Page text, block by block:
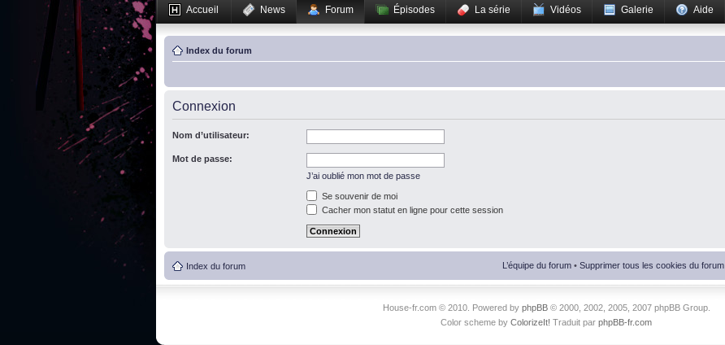
Accueil News Forum Épisodes La série Vidéos Galerie Aide
Index du forum
Connexion
Nom d’utilisateur:
Mot de passe:
J’ai oublié mon mot de passe
Se souvenir de moi
Cacher mon statut en ligne pour cette session
Index du forum L’équipe du forum • Supprimer tous les cookies du forum
House-fr.com © 2010. Powered by phpBB© 2000, 2002, 2005, 2007 phpBB Group.
Color scheme by ColorizeIt! Traduit par phpBB-fr.com